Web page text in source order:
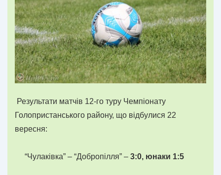
Результати матчів 12-го туру Чемпіонату
Голопристанського району, що відбулися 22
вересня:
“Чулаківка” – “Добропілля” – 3:0, юнаки 1:5